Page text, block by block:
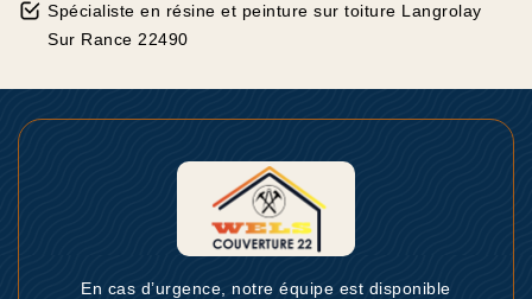
Spécialiste en résine et peinture sur toiture Langrolay
Sur Rance 22490
En cas d’urgence, notre équipe est disponible